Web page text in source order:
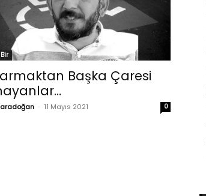
Başka Çaresi
- 11 Mayıs 2021 0